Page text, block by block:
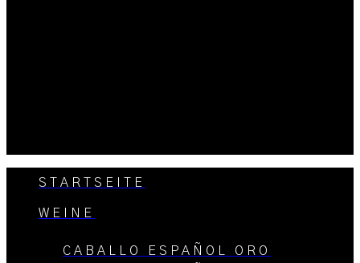
STARTSEITE
WEINE
CABALLO ESPAÑOL ORO